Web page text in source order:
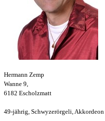
Hermann Zemp
Wanne 9,
6182 Escholzmatt
49-jährig, Schwyzerörgeli, Akkordeon